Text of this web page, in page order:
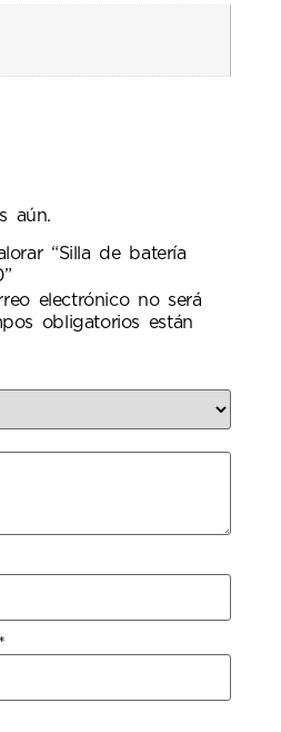
aún.
“Silla de batería
electrónico no será
obligatorios están
*